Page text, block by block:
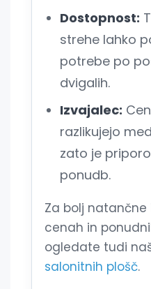
Dostopnost:
strehe lahko
potrebe po
dvigalih.
Izvajalec:
razlikujejo
zato je
ponudb.
Za bolj
cenah in
ogledate tudi
salonitnih plošč.